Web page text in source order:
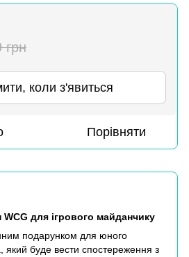
грн
коли з'явиться
Порівняти
для ігрового майданчику
подарунком для юного
який буде вести спостереження з